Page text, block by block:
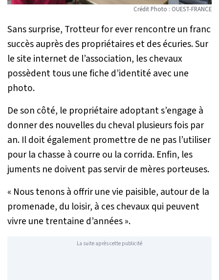
Crédit Photo : OUEST-FRANCE
Sans surprise, Trotteur for ever rencontre un franc
succès auprès des propriétaires et des écuries. Sur
le site internet de l’association, les chevaux
possèdent tous une fiche d’identité avec une
photo.
De son côté, le propriétaire adoptant s’engage à
donner des nouvelles du cheval plusieurs fois par
an. Il doit également promettre de ne pas l’utiliser
pour la chasse à courre ou la corrida. Enfin, les
juments ne doivent pas servir de mères porteuses.
« Nous tenons à offrir une vie paisible, autour de la
promenade, du loisir, à ces chevaux qui peuvent
vivre une trentaine d’années ».
La suite après cette publicité